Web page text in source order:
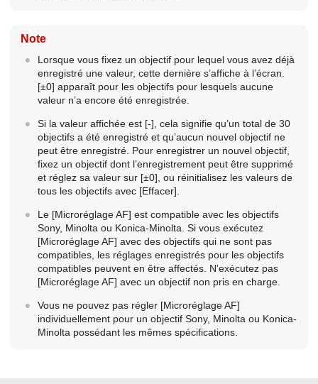
Note
Lorsque vous fixez un objectif pour lequel vous avez déjà
enregistré une valeur, cette dernière s’affiche à l’écran.
[±0] apparaît pour les objectifs pour lesquels aucune
valeur n’a encore été enregistrée.
Si la valeur affichée est [-] , cela signifie qu’un total de 30
objectifs a été enregistré et qu’aucun nouvel objectif ne
peut être enregistré. Pour enregistrer un nouvel objectif,
fixez un objectif dont l’enregistrement peut être supprimé
et réglez sa valeur sur [±0] , ou réinitialisez les valeurs de
tous les objectifs avec [Effacer]
Le [Microréglage AF] est compatible avec les objectifs
Sony, Minolta ou Konica-Minolta. Si vous exécutez
[Microréglage AF] avec des objectifs qui ne sont pas
compatibles, les réglages enregistrés pour les objectifs
compatibles peuvent en être affectés. N'exécutez pas
[Microréglage AF] avec un objectif non pris en charge.
Vous ne pouvez pas régler [Microréglage AF]
individuellement pour un objectif Sony, Minolta ou Konica-
Minolta possédant les mêmes spécifications.